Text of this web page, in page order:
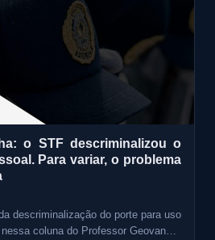
o STF descriminalizou o
Para variar, o problema
descriminalização do porte para uso
coluna do Professor Geovane